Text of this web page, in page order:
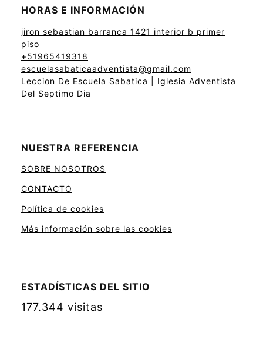
HORAS E INFORMACIÓN
jiron sebastian barranca 1421 interior b primer
piso
+51965419318
escuelasabaticaadventista@gmail.com
Leccion De Escuela Sabatica | Iglesia Adventista
Del Septimo Dia
NUESTRA REFERENCIA
SOBRE NOSOTROS
CONTACTO
Política de cookies
Más información sobre las cookies
ESTADÍSTICAS DEL SITIO
177.344 visitas